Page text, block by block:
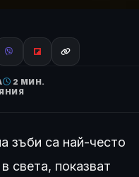
2 МИН.
зъби са най-често
света, показват